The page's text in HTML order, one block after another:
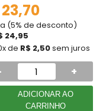
(5% de desconto)
24,95
de R$ 2,50sem juros
+
ADICIONAR AO
CARRINHO